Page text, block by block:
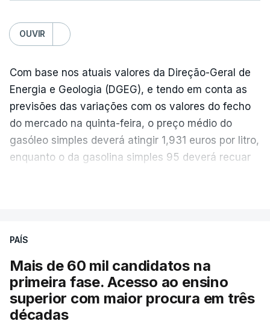
OUVIR
Com base nos atuais valores da Direção-Geral de
Energia e Geologia (DGEG), e tendo em conta as
previsões das variações com os valores do fecho
do mercado na quinta-feira, o preço médio do
gasóleo simples deverá atingir 1,931 euros por litro,
enquanto o da gasolina simples 95 deverá recuar
evolução das cotações internacionais do petróleo,
posto de abastecimento, a marca e a localização.
A atualização do desconto do Imposto sobre os
Produtos Petrolíferos (ISP) também poderá
PAÍS
Mais de 60 mil candidatos na
primeira fase. Acesso ao ensino
superior com maior procura em três
décadas